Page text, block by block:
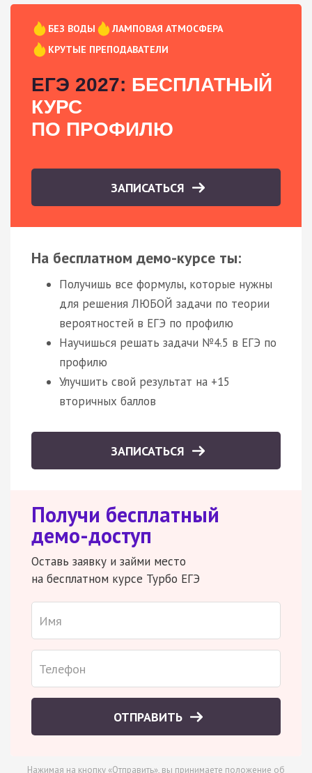
БЕЗ ВОДЫ
ЛАМПОВАЯ АТМОСФЕРА
КРУТЫЕ ПРЕПОДАВАТЕЛИ
ЕГЭ 2027: БЕСПЛАТНЫЙ
КУРС
ПО ПРОФИЛЮ
ЗАПИСАТЬСЯ
На бесплатном демо-курсе ты:
Получишь все формулы, которые нужны
для решения ЛЮБОЙ задачи по теории
вероятностей в ЕГЭ по профилю
Научишься решать задачи №4.5 в ЕГЭ по
профилю
Улучшить свой результат на +15
вторичных баллов
ЗАПИСАТЬСЯ
Получи бесплатный
демо-доступ
Оставь заявку и займи место
на бесплатном курсе Турбо ЕГЭ
ОТПРАВИТЬ
Нажимая на кнопку «Отправить», вы принимаете положение об